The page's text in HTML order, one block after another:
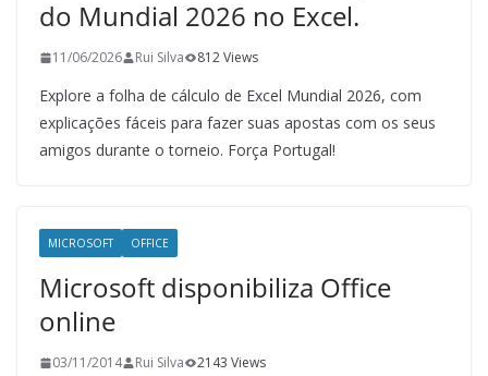
do Mundial 2026 no Excel.
11/06/2026 Rui Silva 812 Views
Explore a folha de cálculo de Excel Mundial 2026, com
explicações fáceis para fazer suas apostas com os seus
amigos durante o torneio. Força Portugal!
MICROSOFT OFFICE
Microsoft disponibiliza Office
online
03/11/2014 Rui Silva 2143 Views